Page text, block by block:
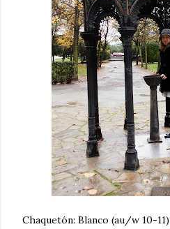
Chaquetón: Blanco (au/w 10-11)